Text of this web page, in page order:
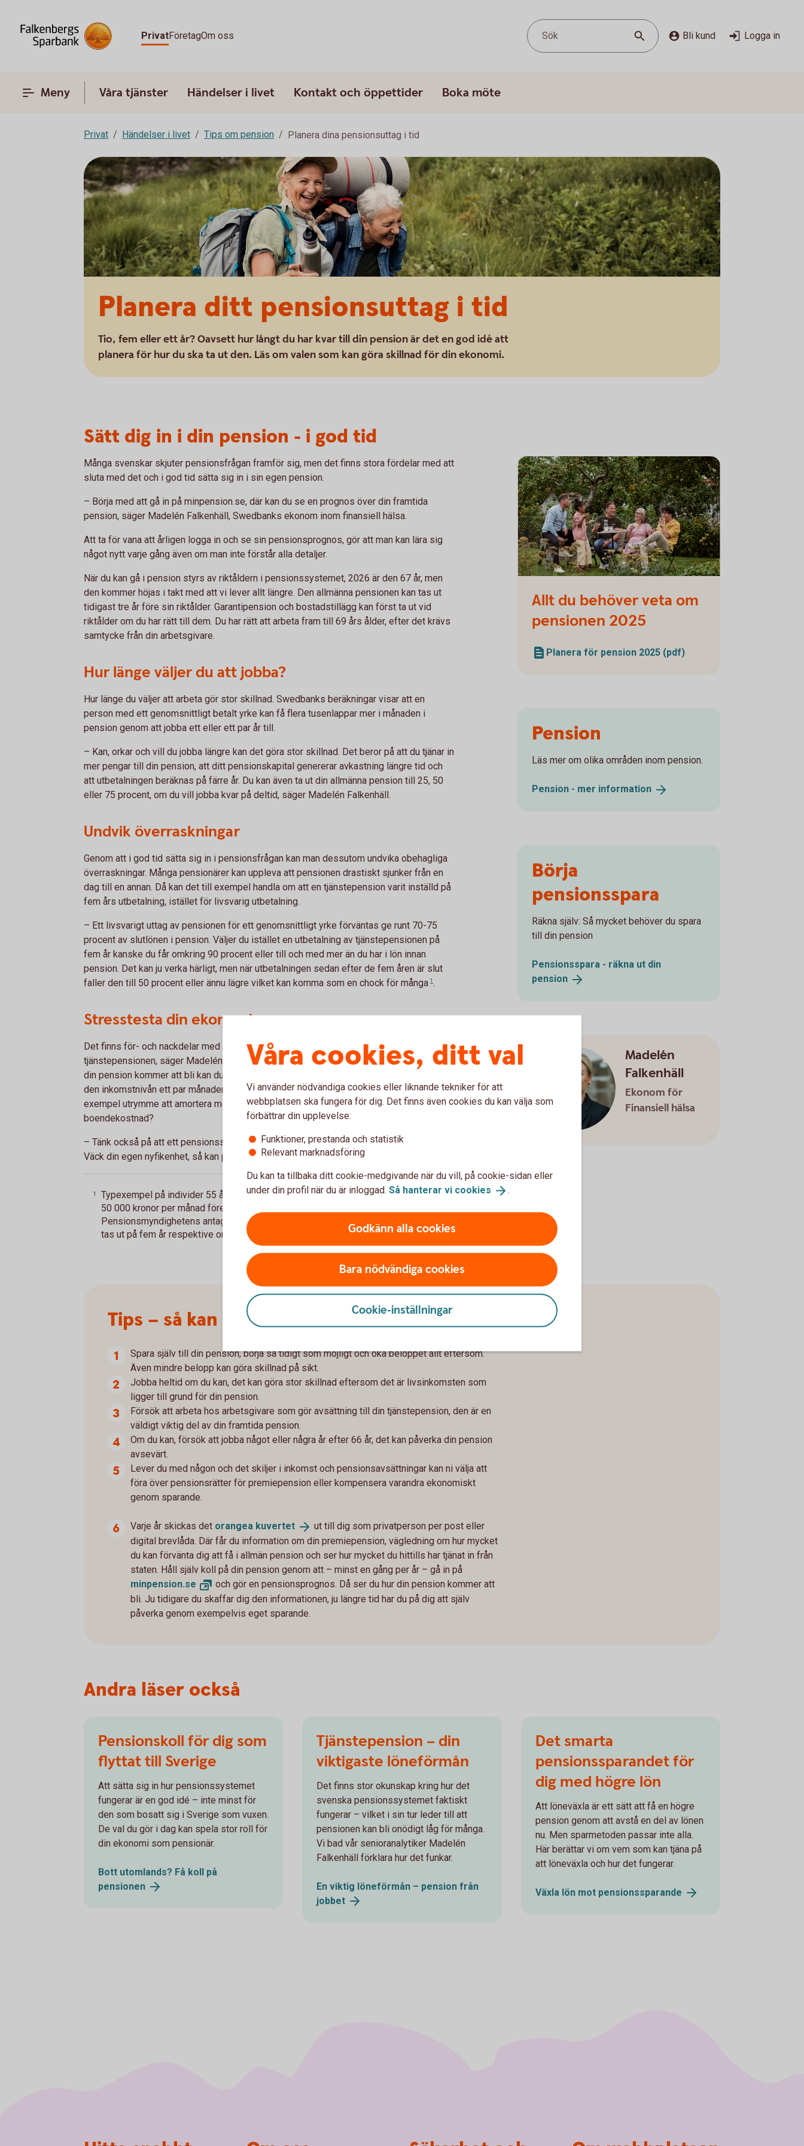
PrivatFöretagOm oss Sök Bli kund Logga in
Meny Våra tjänster Händelser i livet Kontakt och öppettider Boka möte
Privat Händelser i livet Tips om pension Planera dina pensionsuttag i tid
Planera ditt pensionsuttag i tid
Tio, fem eller ett år? Oavsett hur långt du har kvar till din pension är det en god idé att
planera för hur du ska ta ut den. Läs om valen som kan göra skillnad för din ekonomi.
Sätt dig in i din pension - i god tid
Många svenskar skjuter pensionsfrågan framför sig, men det finns stora fördelar med att
sluta med det och i god tid sätta sig in i sin egen pension.
– Börja med att gå in på minpension.se, där kan du se en prognos över din framtida
pension, säger Madelén Falkenhäll, Swedbanks ekonom inom finansiell hälsa.
Att ta för vana att årligen logga in och se sin pensionsprognos, gör att man kan lära sig
något nytt varje gång även om man inte förstår alla detaljer.
När du kan gå i pension styrs av riktåldern i pensionssystemet, 2026 är den 67 år, men
den kommer höjas i takt med att vi lever allt längre. Den allmänna pensionen kan tas ut
tidigast tre år före sin riktålder. Garantipension och bostadstillägg kan först ta ut vid
riktålder om du har rätt till dem. Du har rätt att arbeta fram till 69 års ålder, efter det krävs
samtycke från din arbetsgivare.
Hur länge väljer du att jobba?
Hur länge du väljer att arbeta gör stor skillnad. Swedbanks beräkningar visar att en
person med ett genomsnittligt betalt yrke kan få flera tusenlappar mer i månaden i
pension genom att jobba ett eller ett par år till.
– Kan, orkar och vill du jobba längre kan det göra stor skillnad. Det beror på att du tjänar in
mer pengar till din pension, att ditt pensionskapital genererar avkastning längre tid och
att utbetalningen beräknas på färre år. Du kan även ta ut din allmänna pension till 25, 50
eller 75 procent, om du vill jobba kvar på deltid, säger Madelén Falkenhäll.
Undvik överraskningar
Genom att i god tid sätta sig in i pensionsfrågan kan man dessutom undvika obehagliga
överraskningar. Många pensionärer kan uppleva att pensionen drastiskt sjunker från en
dag till en annan. Då kan det till exempel handla om att en tjänstepension varit inställd på
fem års utbetalning, istället för livsvarig utbetalning.
– Ett livsvarigt uttag av pensionen för ett genomsnittligt yrke förväntas ge runt 70-75
procent av slutlönen i pension. Väljer du istället en utbetalning av tjänstepensionen på
fem år kanske du får omkring 90 procent eller till och med mer än du har i lön innan
pension. Det kan ju verka härligt, men när utbetalningen sedan efter de fem åren är slut
faller den till 50 procent eller ännu lägre vilket kan komma som en chock för många 1.
Stresstesta din ekonomi
Det finns för- och nackdelar med livsvarig respektive tidsbegränsad utbetalning av
tjänstepensionen, säger Madelén Falkenhäll och tipsar om att när du vet ungefär hur stor
din pension kommer att bli kan du stresstesta din ekonomi genom att prova att leva på
den inkomstnivån ett par månader. Då kan du även se över dina utgifter, finns det till
exempel utrymme att amortera mer på bostadslånet för att minska din framtida
boendekostnad?
– Tänk också på att ett pensionssparande kan göra stor skillnad för din framtida pension.
Väck din egen nyfikenhet, så kan pensionen bli en härlig tid att se fram emot.
1
Typexempel på individer 55 år i vanligt förekommande yrken med löner på 30 000-
50 000 kronor per månad före skatt. Beräkningar gjorda utifrån
Pensionsmyndighetens antaganden och utifrån om hela tjänstepensionskapitalet
tas ut på fem år respektive om det tas ut livsvarigt.
Tillbaka
Allt du behöver veta om
pensionen 2025
Planera för pension 2025 (pdf)
Pension
Läs mer om olika områden inom pension.
Pension - mer information
Börja
pensionsspara
Räkna själv: Så mycket behöver du spara
till din pension
Pensionsspara - räkna ut din
pension
Madelén
Falkenhäll
Ekonom för
Finansiell hälsa
Tips – så kan du påverka din pension
Spara själv till din pension, börja så tidigt som möjligt och öka beloppet allt eftersom.
Även mindre belopp kan göra skillnad på sikt.
Jobba heltid om du kan, det kan göra stor skillnad eftersom det är livsinkomsten som
ligger till grund för din pension.
Försök att arbeta hos arbetsgivare som gör avsättning till din tjänstepension, den är en
väldigt viktig del av din framtida pension.
Om du kan, försök att jobba något eller några år efter 66 år, det kan påverka din pension
avsevärt.
Lever du med någon och det skiljer i inkomst och pensionsavsättningar kan ni välja att
föra över pensionsrätter för premiepension eller kompensera varandra ekonomiskt
genom sparande.
Varje år skickas det orangea kuvertet
ut till dig som privatperson per post eller
digital brevlåda. Där får du information om din premiepension, vägledning om hur mycket
du kan förvänta dig att få i allmän pension och ser hur mycket du hittills har tjänat in från
staten. Håll själv koll på din pension genom att – minst en gång per år – gå in på
minpension.se
och gör en pensionsprognos. Då ser du hur din pension kommer att
bli. Ju tidigare du skaffar dig den informationen, ju längre tid har du på dig att själv
påverka genom exempelvis eget sparande.
Andra läser också
Pensionskoll för dig som
flyttat till Sverige
Att sätta sig in hur pensionssystemet
fungerar är en god idé – inte minst för
den som bosatt sig i Sverige som vuxen.
De val du gör i dag kan spela stor roll för
din ekonomi som pensionär.
Bott utomlands? Få koll på
pensionen
Tjänstepension – din
viktigaste löneförmån
Det finns stor okunskap kring hur det
svenska pensionssystemet faktiskt
fungerar – vilket i sin tur leder till att
pensionen kan bli onödigt låg för många.
Vi bad vår senioranalytiker Madelén
Falkenhäll förklara hur det funkar.
En viktig löneförmån – pension från
jobbet
Det smarta
pensionssparandet för
dig med högre lön
Att löneväxla är ett sätt att få en högre
pension genom att avstå en del av lönen
nu. Men sparmetoden passar inte alla.
Här berättar vi om vem som kan tjäna på
att löneväxla och hur det fungerar.
Växla lön mot pensionssparande
Våra cookies, ditt val
Vi använder nödvändiga cookies eller liknande tekniker för att
webbplatsen ska fungera för dig. Det finns även cookies du kan välja som
förbättrar din upplevelse:
Funktioner, prestanda och statistik
Relevant marknadsföring
Du kan ta tillbaka ditt cookie-medgivande när du vill, på cookie-sidan eller
under din profil när du är inloggad. Så hanterar vi cookies .
Godkänn alla cookies
Bara nödvändiga cookies
Cookie-inställningar